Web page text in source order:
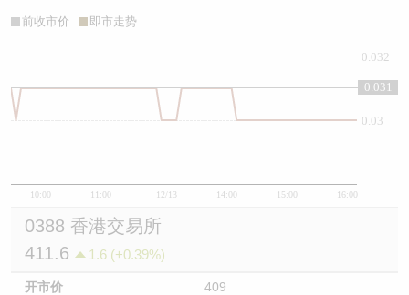
前收市价 即市走势
10:00 11:00 12/13 14:00 15:00 16:00
0.03
0.032
0.031
0388 香港交易所
411.6
1.6 (+0.39%)
开市价 409